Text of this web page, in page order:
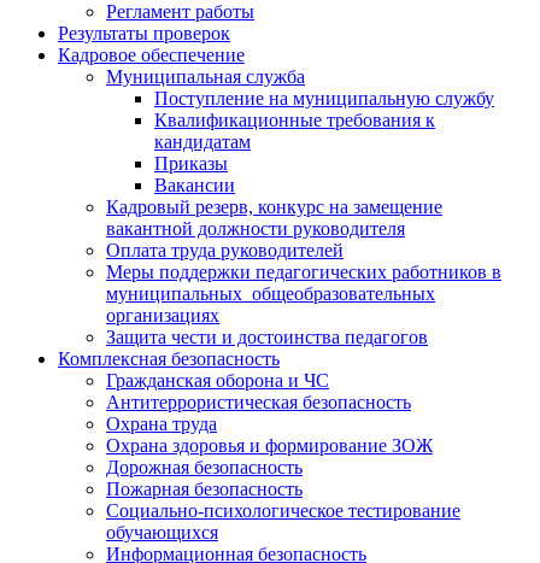
Регламент работы
Результаты проверок
Кадровое обеспечение
Муниципальная служба
Поступление на муниципальную службу
Квалификационные требования к
кандидатам
Приказы
Вакансии
Кадровый резерв, конкурс на замещение
вакантной должности руководителя
Оплата труда руководителей
Меры поддержки педагогических работников в
муниципальных общеобразовательных
организациях
Защита чести и достоинства педагогов
Комплексная безопасность
Гражданская оборона и ЧС
Антитеррористическая безопасность
Охрана труда
Охрана здоровья и формирование ЗОЖ
Дорожная безопасность
Пожарная безопасность
Социально-психологическое тестирование
обучающихся
Информационная безопасность